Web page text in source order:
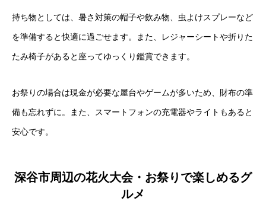
持ち物としては、暑さ対策の帽子や飲み物、虫よけスプレーなど
を準備すると快適に過ごせます。また、レジャーシートや折りた
たみ椅子があると座ってゆっくり鑑賞できます。
お祭りの場合は現金が必要な屋台やゲームが多いため、財布の準
備も忘れずに。また、スマートフォンの充電器やライトもあると
安心です。
深谷市周辺の花火大会・お祭りで楽しめるグ
ルメ